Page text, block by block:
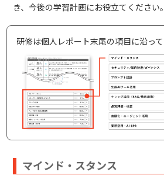
き、今後の学習計画にお役立てください。
研修は個人レポート末尾の項目に沿って
マインド・スタンス